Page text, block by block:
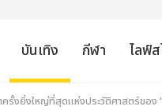
บันเทิง กีฬา ไลฟ์
รั้งยิ่งใหญ่ที่สุดแห่งประวัติศาสตร์ของ